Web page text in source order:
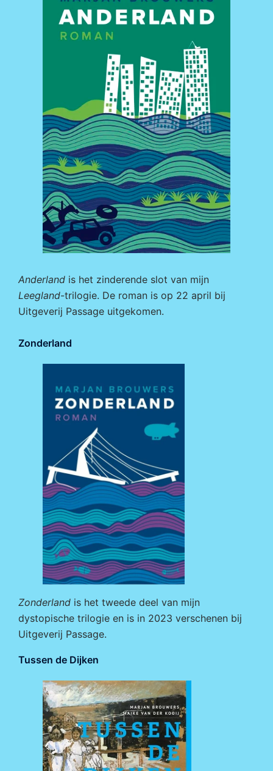
Anderland is het zinderende slot van mijn
Leegland-trilogie. De roman is op 22 april bij
Uitgeverij Passage uitgekomen.
Zonderland
Zonderland is het tweede deel van mijn
dystopische trilogie en is in 2023 verschenen bij
Uitgeverij Passage.
Tussen de Dijken